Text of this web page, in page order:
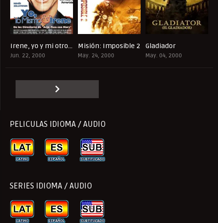
6.6Irene, yo y mi otro yo
Jun. 22, 2000
6.1
Misión: Imposible 2
May. 24, 2000
Gladiador
May. 04, 2000
PELICULAS IDIOMA / AUDIO
SERIES IDIOMA / AUDIO